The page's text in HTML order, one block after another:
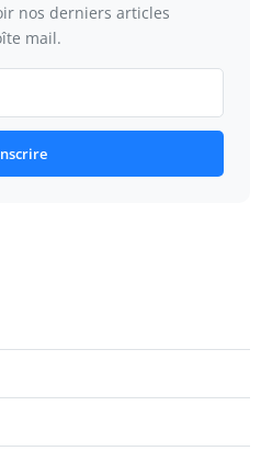
nos derniers articles
mail.